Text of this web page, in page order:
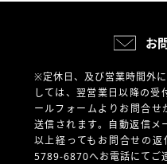
お
※定休日、及び営業時間外
しては、翌営業日以降の受
ールフォームよりお問合
送信されます。自動返信メ
以上経ってもお問合せの
5789-6870へお電話にてご